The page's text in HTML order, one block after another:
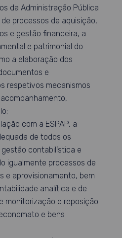
da Administração Pública
de processos de aquisição,
e gestão financeira, a
e patrimonial do
a elaboração dos
e
respetivos mecanismos
com a ESPAP, a
de todos os
contabilística e
igualmente processos de
e aprovisionamento, bem
analítica e de
monitorização e reposição
e bens